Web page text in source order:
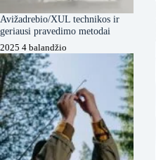
Avižadrebio/XUL technikos ir
geriausi pravedimo metodai
2025 4 balandžio